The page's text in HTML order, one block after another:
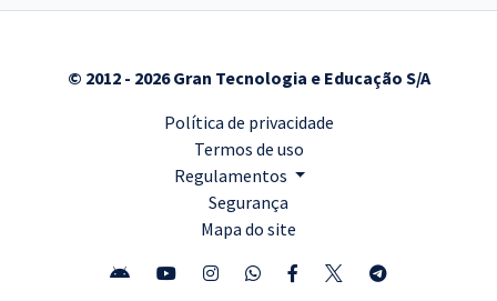
© 2012 - 2026 Gran Tecnologia e Educação S/A
Política de privacidade
Termos de uso
Regulamentos
Segurança
Mapa do site